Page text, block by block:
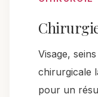
Visage,
chirurgicale
pour un